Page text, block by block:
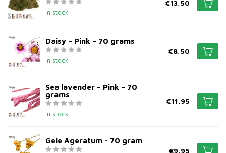
In stock
€13,50
Daisy – Pink – 70 grams
In stock
€8,50
Sea lavender – Pink – 70
grams
In stock
€11,95
Gele Ageratum - 70 gram
€9,95